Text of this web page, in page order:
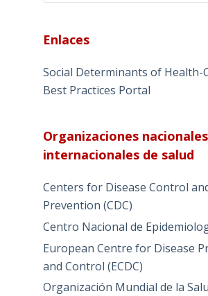
Enlaces
Social Determinants of Health-
Best Practices Portal
Organizaciones
internacionales de salud
Centers for Disease Control
Prevention (CDC)
Centro Nacional de
European Centre for Disease
and Control (ECDC)
Organización Mundial de la